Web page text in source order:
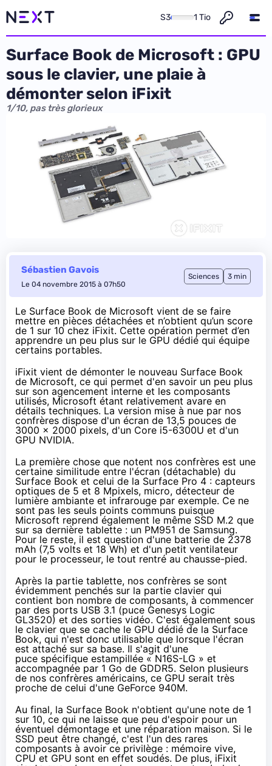
S3 1 Tio
Surface Book de Microsoft : GPU
sous le clavier, une plaie à
démonter selon iFixit
1/10, pas très glorieux
Sébastien Gavois
Le 04 novembre 2015 à 07h50
Sciences 3 min
Le Surface Book de Microsoft vient de se faire
mettre en pièces détachées et n’obtient qu’un score
de 1 sur 10 chez iFixit. Cette opération permet d’en
apprendre un peu plus sur le GPU dédié qui équipe
certains portables.
iFixit vient de démonter le nouveau Surface Book
de Microsoft, ce qui permet d'en savoir un peu plus
sur son agencement interne et les composants
utilisés, Microsoft étant relativement avare en
détails techniques. La version mise à nue par nos
confrères dispose d'un écran de 13,5 pouces de
3000 x 2000 pixels, d'un Core i5-6300U et d'un
GPU NVIDIA.
La première chose que notent nos confrères est une
certaine similitude entre l'écran (détachable) du
Surface Book et celui de la Surface Pro 4 : capteurs
optiques de 5 et 8 Mpixels, micro, détecteur de
lumière ambiante et infrarouge par exemple. Ce ne
sont pas les seuls points communs puisque
Microsoft reprend également le même SSD M.2 que
sur sa dernière tablette : un PM951 de Samsung.
Pour le reste, il est question d'une batterie de 2378
mAh (7,5 volts et 18 Wh) et d'un petit ventilateur
pour le processeur, le tout rentré au chausse-pied.
Après la partie tablette, nos confrères se sont
évidemment penchés sur la partie clavier qui
contient bon nombre de composants, à commencer
par des ports USB 3.1 (puce Genesys Logic
GL3520) et des sorties vidéo. C'est également sous
le clavier que se cache le GPU dédié de la Surface
Book, qui n'est donc utilisable que lorsque l'écran
est attaché sur sa base. Il s'agit d'une
puce spécifique estampillée « N16S-LG » et
accompagnée par 1 Go de GDDR5. Selon plusieurs
de nos confrères américains, ce GPU serait très
proche de celui d'une GeForce 940M.
Au final, la Surface Book n'obtient qu'une note de 1
sur 10, ce qui ne laisse que peu d'espoir pour un
éventuel démontage et une réparation maison. Si le
SSD peut être changé, c'est l'un des rares
composants à avoir ce privilège : mémoire vive,
CPU et GPU sont en effet soudés. De plus, iFixit